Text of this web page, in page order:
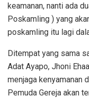
keamanan, nanti ada
Poskamling ) yang
poskamling itu lagi
Ditempat yang sama
Adat Ayapo, Jhoni
menjaga kenyamanan
Pemuda Gereja akan